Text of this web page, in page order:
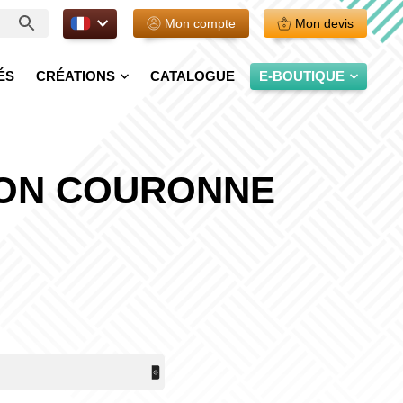
FR. Mon compte Mon devis
CRÉATIONS CATALOGUE E-BOUTIQUE
COURONNE